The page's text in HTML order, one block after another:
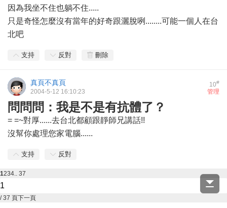
因為我坐不住也躺不住.....
只是奇怪怎麼沒有當年的好奇跟灑脫咧........可能一個人在台
北吧
支持 反對 刪除
10#
真頁不真頁
管理
2004-5-12 16:10:23
問問問：我是不是有抗體了？
= =~對厚......去台北都顧跟靜師兄講話!!
沒幫你處理您家電腦......
支持 反對
1234.. 37
/ 37 頁下一頁